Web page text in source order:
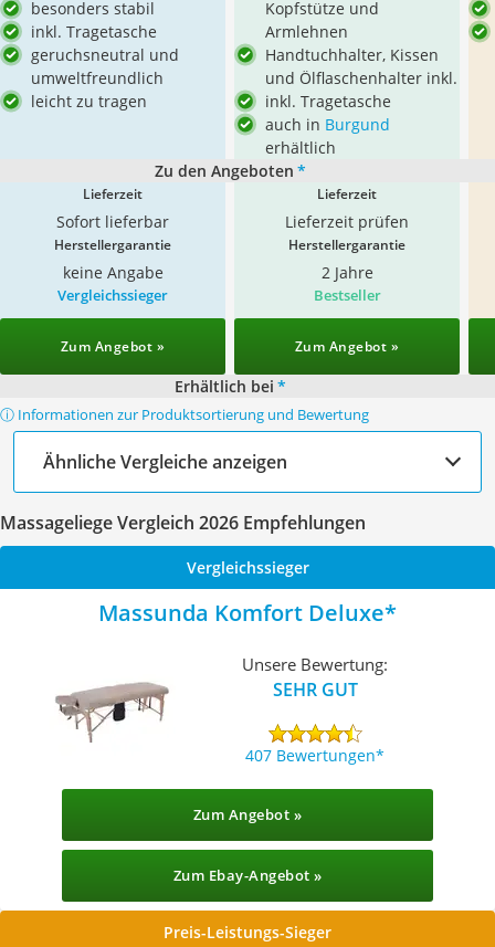
besonders stabil
inkl. Tragetasche
geruchsneutral und
umweltfreundlich
leicht zu tragen
Kopfstütze und
Armlehnen
Handtuchhalter, Kissen
und Ölflaschenhalter inkl.
inkl. Tragetasche
auch in Burgund
erhältlich
Zu den Angeboten *
Lieferzeit
Sofort lieferbar
Lieferzeit
Lieferzeit prüfen
Herstellergarantie
keine Angabe
Herstellergarantie
2 Jahre
Vergleichssieger
Zum Angebot »
Bestseller
Zum Angebot »
Erhältlich bei *
ⓘ Informationen zur Produktsortierung und Bewertung
Ähnliche Vergleiche anzeigen
Massageliege Vergleich 2026 Empfehlungen
Vergleichssieger
Massunda Komfort Deluxe
Unsere Bewertung:
SEHR GUT
407 Bewertungen
Zum Angebot »
Zum Ebay-Angebot »
Preis-Leistungs-Sieger